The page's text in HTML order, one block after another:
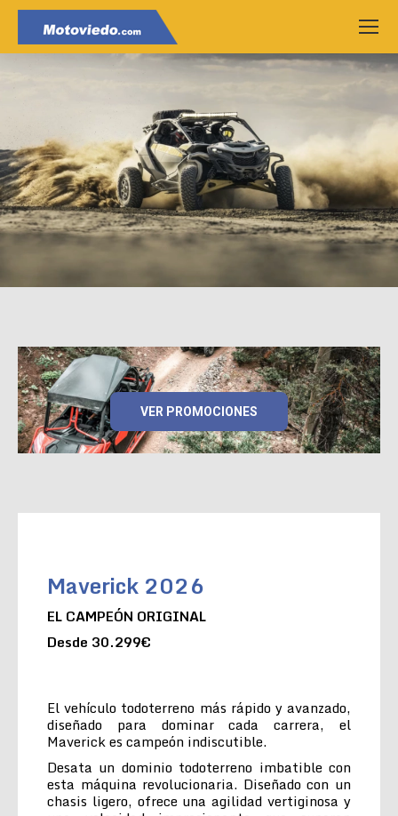
VER PROMOCIONES
Maverick 2026
EL CAMPEÓN ORIGINAL
Desde 30.299€
El vehículo todoterreno más rápido y avanzado,
diseñado para dominar cada carrera, el
Maverick es campeón indiscutible.
Desata un dominio todoterreno imbatible con
esta máquina revolucionaria. Diseñado con un
chasis ligero, ofrece una agilidad vertiginosa y